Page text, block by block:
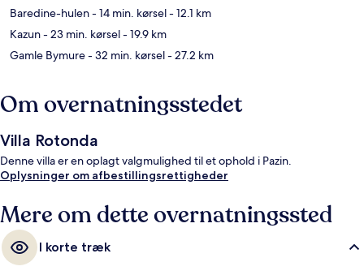
Baredine-hulen- 14 min. kørsel- 12.1 km
Kazun- 23 min. kørsel- 19.9 km
Gamle Bymure- 32 min. kørsel- 27.2 km
Om overnatningsstedet
Villa Rotonda
Denne villa er en oplagt valgmulighed til et ophold i Pazin.
Oplysninger om afbestillingsrettigheder
Mere om dette overnatningssted
I korte træk